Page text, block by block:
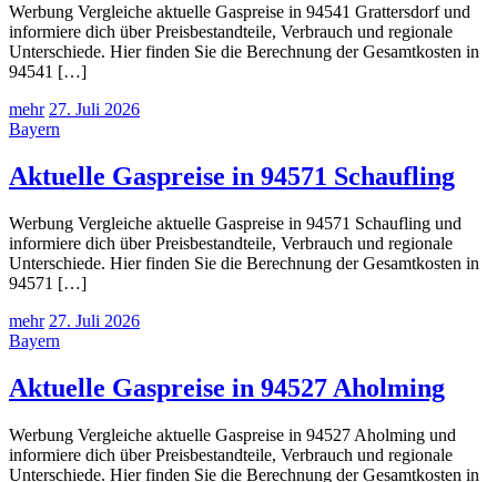
Werbung Vergleiche aktuelle Gaspreise in 94541 Grattersdorf und
informiere dich über Preisbestandteile, Verbrauch und regionale
Unterschiede. Hier finden Sie die Berechnung der Gesamtkosten in
94541 […]
mehr 27. Juli 2026
Bayern
Aktuelle Gaspreise in 94571 Schaufling
Werbung Vergleiche aktuelle Gaspreise in 94571 Schaufling und
informiere dich über Preisbestandteile, Verbrauch und regionale
Unterschiede. Hier finden Sie die Berechnung der Gesamtkosten in
94571 […]
mehr 27. Juli 2026
Bayern
Aktuelle Gaspreise in 94527 Aholming
Werbung Vergleiche aktuelle Gaspreise in 94527 Aholming und
informiere dich über Preisbestandteile, Verbrauch und regionale
Unterschiede. Hier finden Sie die Berechnung der Gesamtkosten in